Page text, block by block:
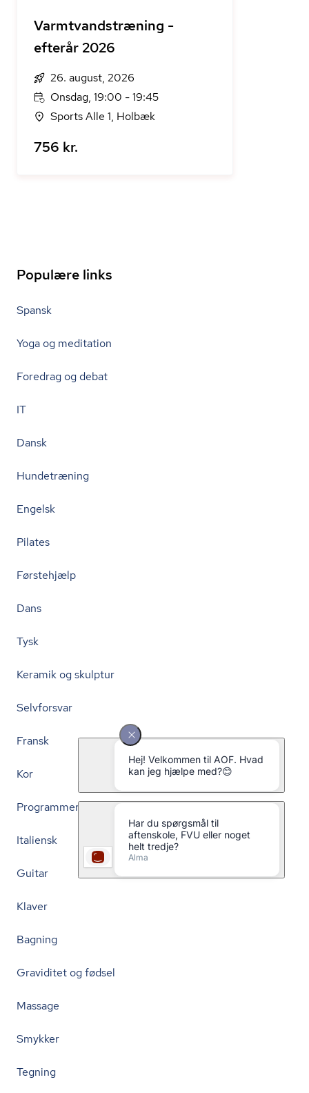
Varmtvandstræning -
efterår 2026
26. august, 2026
Onsdag, 19:00 - 19:45
Sports Alle 1, Holbæk
756 kr.
Populære links
Spansk
Yoga og meditation
Foredrag og debat
IT
Dansk
Hundetræning
Engelsk
Pilates
Førstehjælp
Dans
Tysk
Keramik og skulptur
Selvforsvar
Fransk
Kor
Programmering
Italiensk
Guitar
Klaver
Bagning
Graviditet og fødsel
Massage
Smykker
Tegning